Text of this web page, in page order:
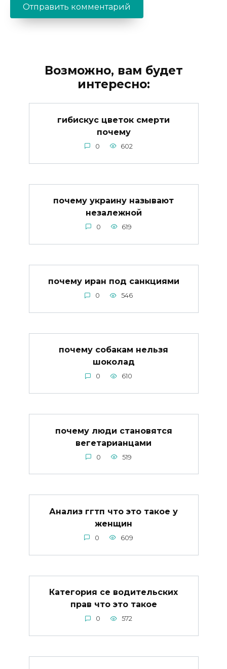
Возможно, вам будет
интересно:
гибискус цветок смерти
почему
0 602
почему украину называют
незалежной
0 619
почему иран под санкциями
0 546
почему собакам нельзя
шоколад
0 610
почему люди становятся
вегетарианцами
0 519
Анализ ггтп что это такое у
женщин
0 609
Категория се водительских
прав что это такое
0 572